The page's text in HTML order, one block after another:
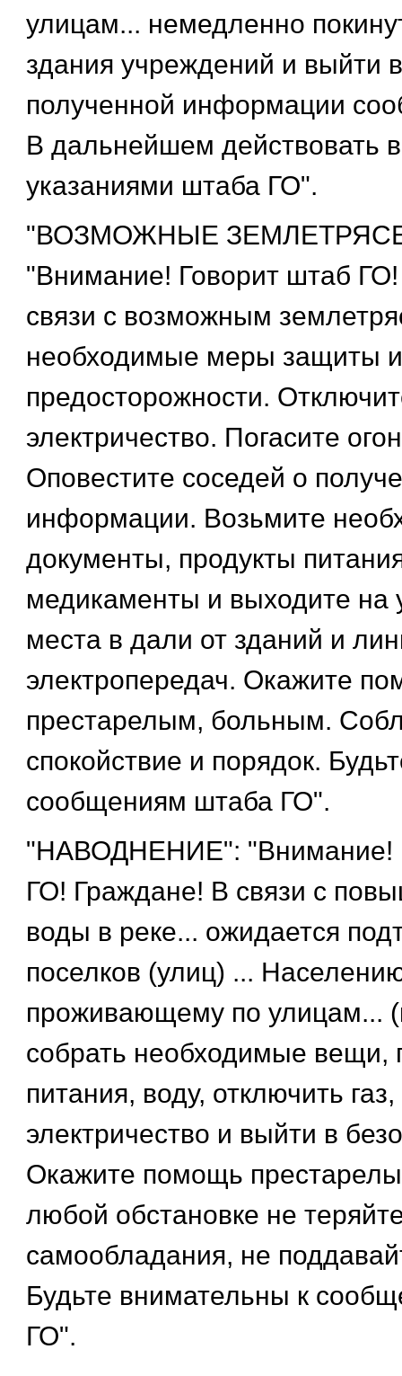
улицам... немедленно
здания учреждений и выйти
полученной информации
В дальнейшем действовать в
указаниями штаба ГО".
"ВОЗМОЖНЫЕ
"Внимание! Говорит штаб
связи с возможным
необходимые меры защиты и
предосторожности.
электричество. Погасите
Оповестите соседей о
информации. Возьмите
документы, продукты
медикаменты и выходите на
места в дали от зданий и
электропередач. Окажите
престарелым, больным.
спокойствие и порядок.
сообщениям штаба ГО".
"НАВОДНЕНИЕ": "Внимание!
ГО! Граждане! В связи с
воды в реке... ожидается
поселков (улиц) ...
проживающему по улицам...
собрать необходимые вещи,
питания, воду, отключить газ,
электричество и выйти в
Окажите помощь
любой обстановке не
самообладания, не
Будьте внимательны к
ГО".